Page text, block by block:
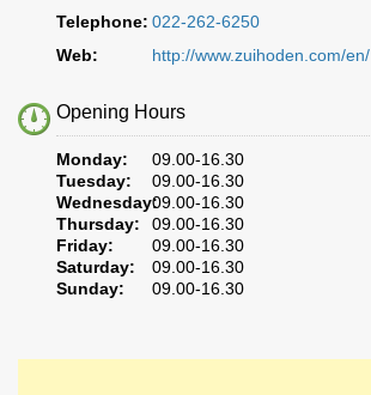
Telephone: 022-262-6250
Web:
http://www.zuihoden.com/en/
Opening Hours
Monday:
09.00-16.30
Tuesday:
09.00-16.30
Wednesday:09.00-16.30
Thursday:
09.00-16.30
Friday:
09.00-16.30
Saturday:
09.00-16.30
Sunday:
09.00-16.30